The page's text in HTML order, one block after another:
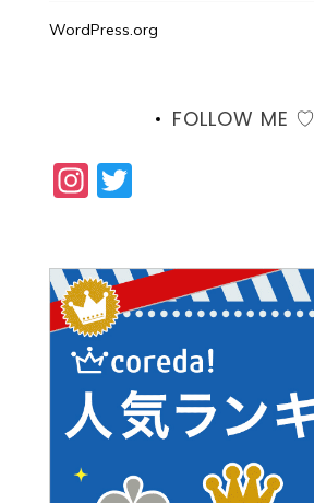
WordPress.org
FOLLOW ME ♡
Instagram
Twitter